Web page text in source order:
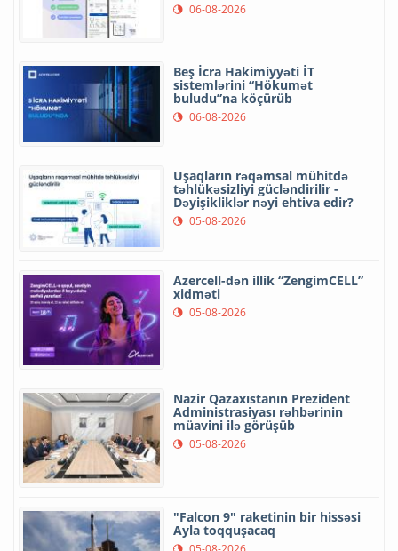
06-08-2026
Beş İcra Hakimiyyəti İT
sistemlərini “Hökumət
buludu”na köçürüb
06-08-2026
Uşaqların rəqəmsal mühitdə
təhlükəsizliyi gücləndirilir -
Dəyişikliklər nəyi ehtiva edir?
05-08-2026
Azercell-dən illik “ZengimCELL”
xidməti
05-08-2026
Nazir Qazaxıstanın Prezident
Administrasiyası rəhbərinin
müavini ilə görüşüb
05-08-2026
"Falcon 9" raketinin bir hissəsi
Ayla toqquşacaq